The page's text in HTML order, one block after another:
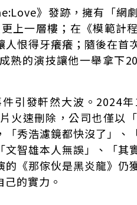
》發跡，擁有「網
上一層樓；在《模範計
恨得牙癢癢；隨後在首
熟的演技讓他一舉拿下
引發軒然大波。2024
火速刪除，公司也僅以
秀浩濾鏡都快沒了」、
智雄本人無誤」、「其
《那傢伙是黑炎龍》仍
的實力。